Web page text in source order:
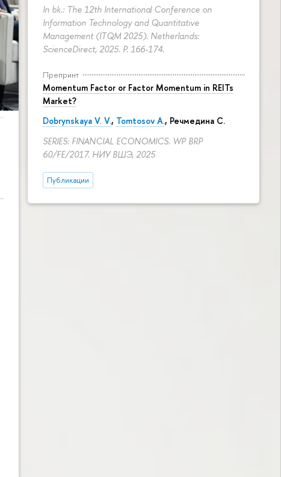
In bk.: The 12th International Conference on
Information Technology and Quantitative
Management (ITQM 2025). Netherlands:
ScienceDirect, 2025. P. 166-174.
Препринт
Momentum Factor or Factor Momentum in REITs
Market?
Dobrynskaya V. V., Tomtosov A., Речмедина С.
SERIES: FINANCIAL ECONOMICS. WP BRP
60/FE/2017. НИУ ВШЭ, 2025
Публикации